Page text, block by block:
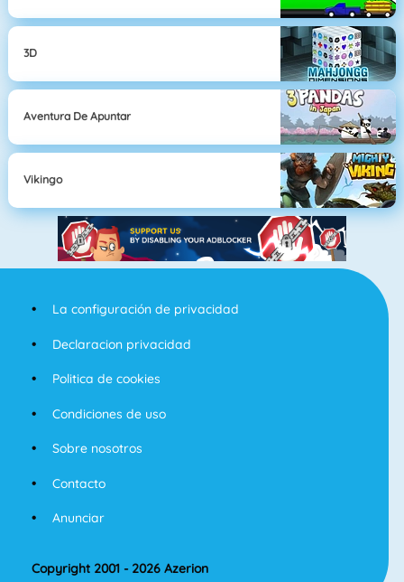
3D
Aventura De Apuntar
Vikingo
La configuración de privacidad
Declaracion privacidad
Politica de cookies
Condiciones de uso
Sobre nosotros
Contacto
Anunciar
Copyright 2001 - 2026 Azerion